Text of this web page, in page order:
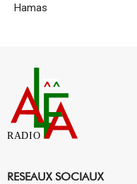
Hamas
RADIO
RESEAUX SOCIAUX